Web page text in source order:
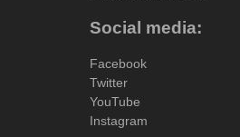
Social media:
Facebook
Twitter
YouTube
Instagram